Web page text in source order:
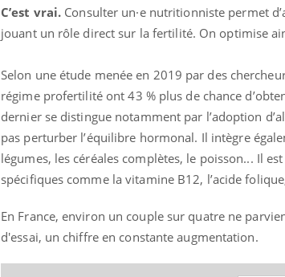
C’est vrai. Consulter un·e nutritionniste permet
jouant un rôle direct sur la fertilité. On optimise
Selon une étude menée en 2019 par des
régime profertilité ont 43 % plus de chance
dernier se distingue notamment par l’adoption
pas perturber l’équilibre hormonal. Il intègre
légumes, les céréales complètes, le poisson... Il
spécifiques comme la vitamine B12, l’acide
En France, environ un couple sur quatre ne
d'essai, un chiffre en constante augmentation.